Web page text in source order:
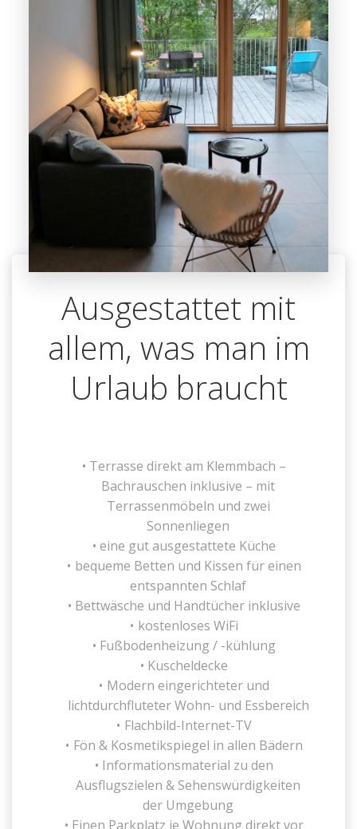
Ausgestattet mit
allem, was man im
Urlaub braucht
Terrasse direkt am Klemmbach –
Bachrauschen inklusive – mit
Terrassenmöbeln und zwei
Sonnenliegen
eine gut ausgestattete Küche
bequeme Betten und Kissen für einen
entspannten Schlaf
Bettwäsche und Handtücher inklusive
kostenloses WiFi
Fußbodenheizung / -kühlung
Kuscheldecke
Modern eingerichteter und
lichtdurchfluteter Wohn- und Essbereich
Flachbild-Internet-TV
Fön & Kosmetikspiegel in allen Bädern
Informationsmaterial zu den
Ausflugszielen & Sehenswürdigkeiten
der Umgebung
Einen Parkplatz je Wohnung direkt vor